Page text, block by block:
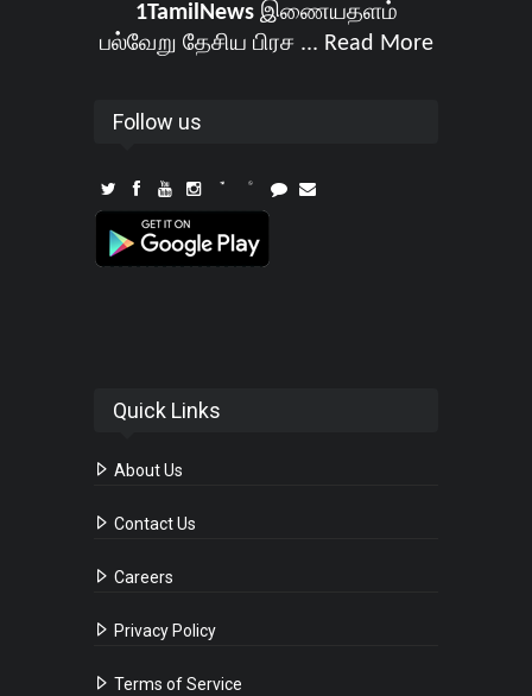
1TamilNewsஇணையதளம்
பல்வேறு தேசிய பிரச ... Read More
Follow us
Quick Links
About Us
Contact Us
Careers
Privacy Policy
Terms of Service